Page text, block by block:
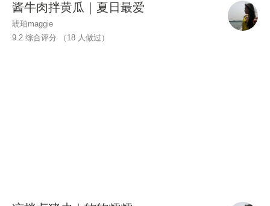
酱牛肉拌黄瓜｜夏日最爱
琥珀maggie
9.2 综合评分 （ 18 人做过）